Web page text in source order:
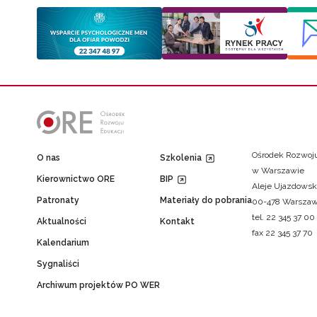
O nas
Kierownictwo ORE
Patronaty
Aktualności
Kalendarium
Sygnaliści
Archiwum projektów PO WER
Szkolenia
BIP
Materiały do pobrania
Kontakt
Ośrodek
w Warszawie
Aleje
00-478
tel. 22 345 37 00
fax 22 345 37 70